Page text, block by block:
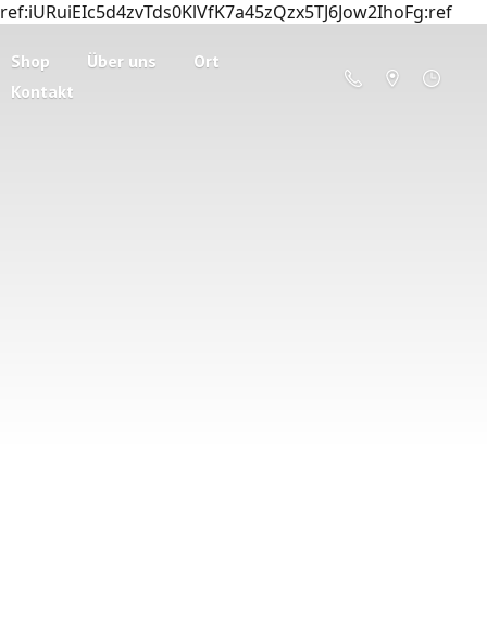
ref:iURuiEIc5d4zvTds0KlVfK7a45zQzx5TJ6Jow2IhoFg:ref
Shop Über uns
Ort
Kontakt